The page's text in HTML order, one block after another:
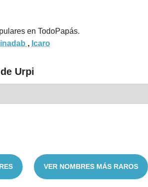
en TodoPapás.
, Icaro
Urpi
VER NOMBRES MÁS RAROS